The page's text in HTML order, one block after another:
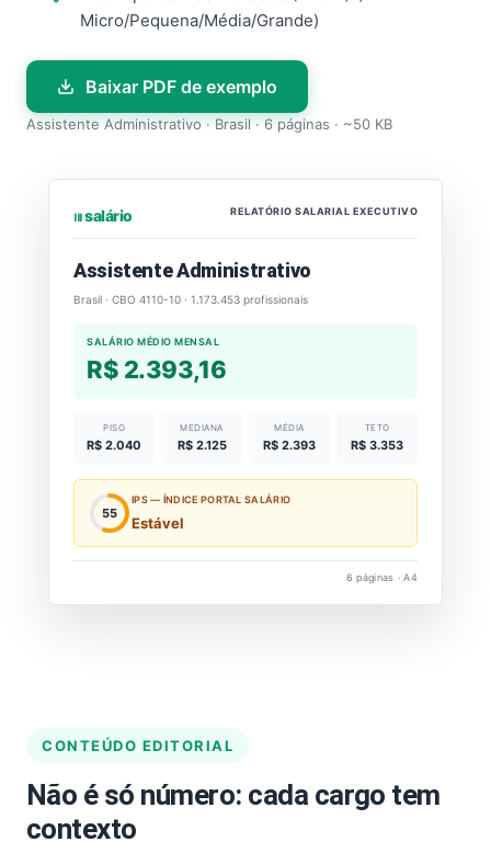
Micro/Pequena/Média/Grande)
Baixar PDF de exemplo
Assistente Administrativo · Brasil · 6 páginas · ~50 KB
⏐⏐⏐ salário RELATÓRIO SALARIAL EXECUTIVO
Assistente Administrativo
Brasil · CBO 4110-10 · 1.173.453 profissionais
SALÁRIO MÉDIO MENSAL
R$ 2.393,16
PISO
R$ 2.040
MEDIANA
R$ 2.125
MÉDIA
R$ 2.393
TETO
R$ 3.353
55
IPS — ÍNDICE PORTAL SALÁRIO
Estável
6 páginas · A4
CONTEÚDO EDITORIAL
Não é só número: cada cargo tem
contexto